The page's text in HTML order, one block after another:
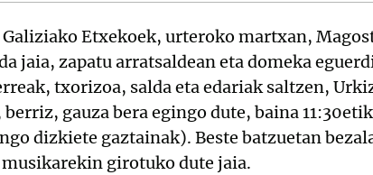
Galiziako Etxekoek, urteroko martxan,
jaia, zapatu arratsaldean eta domeka
txorizoa, salda eta edariak saltzen,
gauza bera egingo dute, baina
dizkiete gaztainak). Beste batzuetan
girotuko dute jaia.